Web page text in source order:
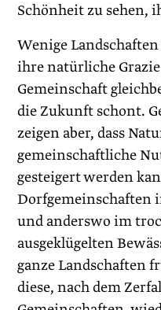
Schönheit zu sehen,
Wenige
ihre natürliche
Gemeinschaft
die Zukunft schont.
zeigen aber, dass
gemeinschaftliche
gesteigert werden
Dorfgemeinschaften
und anderswo im
ausgeklügelten
ganze Landschaften
diese, nach dem